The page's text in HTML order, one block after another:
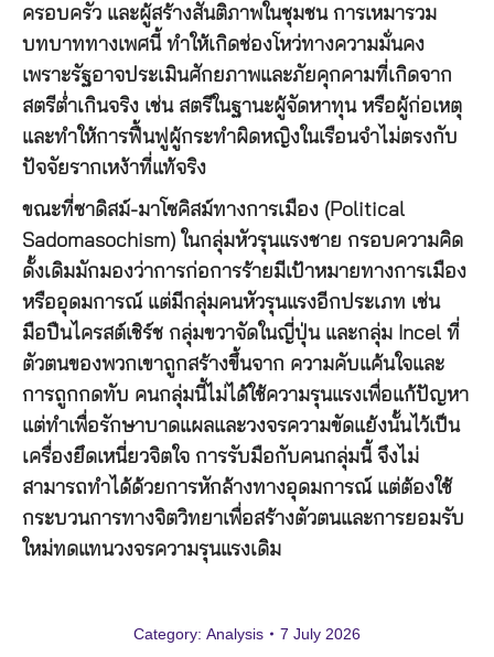
ครอบครัว และผู้สร้างสันติภาพในชุมชน การเหมารวม
บทบาททางเพศนี้ ทำให้เกิดช่องโหว่ทางความมั่นคง
เพราะรัฐอาจประเมินศักยภาพและภัยคุกคามที่เกิดจาก
สตรีต่ำเกินจริง เช่น สตรีในฐานะผู้จัดหาทุน หรือผู้ก่อเหตุ
และทำให้การฟื้นฟูผู้กระทำผิดหญิงในเรือนจำไม่ตรงกับ
ปัจจัยรากเหง้าที่แท้จริง
ขณะที่ซาดิสม์-มาโซคิสม์ทางการเมือง (Political
Sadomasochism) ในกลุ่มหัวรุนแรงชาย กรอบความคิด
ดั้งเดิมมักมองว่าการก่อการร้ายมีเป้าหมายทางการเมือง
หรืออุดมการณ์ แต่มีกลุ่มคนหัวรุนแรงอีกประเภท เช่น
มือปืนไครสต์เชิร์ช กลุ่มขวาจัดในญี่ปุ่น และกลุ่ม Incel ที่
ตัวตนของพวกเขาถูกสร้างขึ้นจาก ความคับแค้นใจและ
การถูกกดทับ คนกลุ่มนี้ไม่ได้ใช้ความรุนแรงเพื่อแก้ปัญหา
แต่ทำเพื่อรักษาบาดแผลและวงจรความขัดแย้งนั้นไว้เป็น
เครื่องยึดเหนี่ยวจิตใจ การรับมือกับคนกลุ่มนี้ จึงไม่
สามารถทำได้ด้วยการหักล้างทางอุดมการณ์ แต่ต้องใช้
กระบวนการทางจิตวิทยาเพื่อสร้างตัวตนและการยอมรับ
ใหม่ทดแทนวงจรความรุนแรงเดิม
Category: Analysis 7 July 2026